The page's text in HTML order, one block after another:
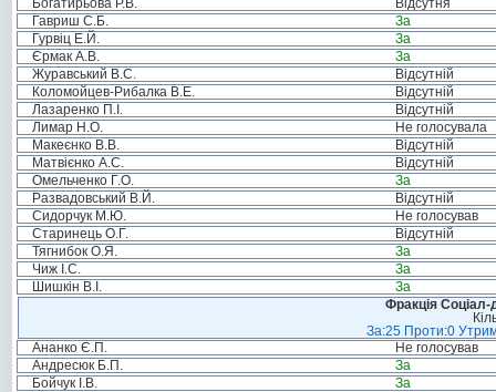
Богатирьова Р.В.
Відсутня
Гавриш С.Б.
За
Гурвіц Е.Й.
За
Єрмак А.В.
За
Журавський В.С.
Відсутній
Коломойцев-Рибалка В.Е.
Відсутній
Лазаренко П.І.
Відсутній
Лимар Н.О.
Не голосувала
Макеєнко В.В.
Відсутній
Матвієнко А.С.
Відсутній
Омельченко Г.О.
За
Развадовський В.Й.
Відсутній
Сидорчук М.Ю.
Не голосував
Старинець О.Г.
Відсутній
Тягнибок О.Я.
За
Чиж І.С.
За
Шишкін В.І.
За
Фракція Соціал-
За:25 Проти:0
Ананко Є.П.
Не голосував
Андресюк Б.П.
За
Бойчук І.В.
За